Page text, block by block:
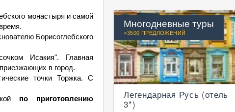
монастыря и самой
Борисоглебского
Исакия". Главная
в город.
точки Торжка. С
по приготовлению
Многодневные туры
>3500 ПРЕДЛОЖЕНИЙ
Легендарная Русь (отель
3*)